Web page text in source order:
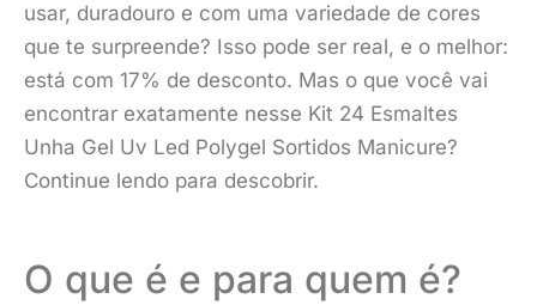
usar, duradouro e com uma variedade de cores
que te surpreende? Isso pode ser real, e o melhor:
está com 17% de desconto. Mas o que você vai
encontrar exatamente nesse Kit 24 Esmaltes
Unha Gel Uv Led Polygel Sortidos Manicure?
Continue lendo para descobrir.
O que é e para quem é?